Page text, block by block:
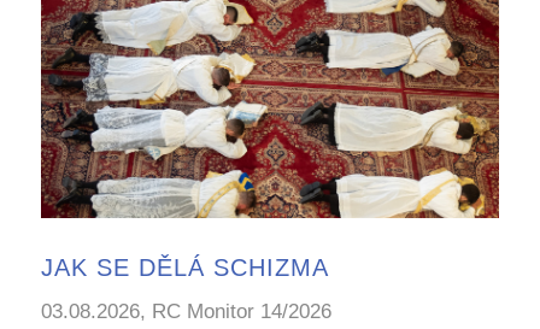
JAK SE DĚLÁ SCHIZMA
03.08.2026, RC Monitor 14/2026